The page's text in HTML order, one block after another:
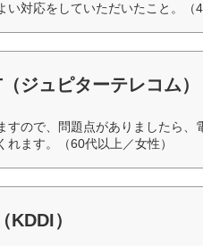
い対応をしていただいたこと。（
ジュピターテレコム）
すので、問題点がありましたら、
れます。（60代以上／女性）
）